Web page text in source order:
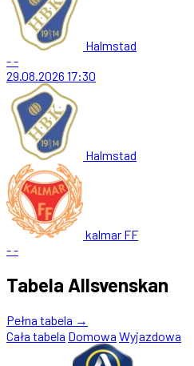
Halmstad
--
29.08.2026 17:30
Halmstad
kalmar FF
--
Tabela Allsvenskan
Pełna tabela →
Cała tabela Domowa Wyjazdowa